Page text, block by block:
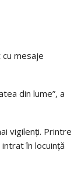
mesaje
din lume”, a
vigilenți. Printre
în locuință